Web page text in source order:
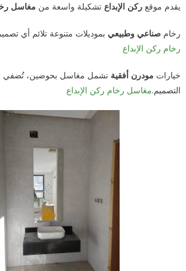
يقدم موقع ركن الإبداعتشكيلة واسعة من مغاسل
رخام صناعي وطبيعي بموديلات متنوعة تلائم أي
رخام ركن الإبداع
خيارات مودرن أفقية تشمل مغاسل بحوضين، تُضفي
التصميم.مغاسل رخام ركن الإبداع